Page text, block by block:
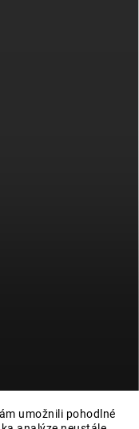
umožnili pohodlné